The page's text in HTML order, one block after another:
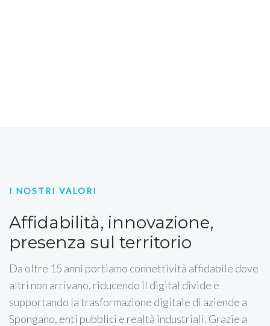
I NOSTRI VALORI
Affidabilità, innovazione,
presenza sul territorio
Da oltre 15 anni portiamo connettività affidabile dove
altri non arrivano, riducendo il digital divide e
supportando la trasformazione digitale di aziende a
Spongano, enti pubblici e realtà industriali. Grazie a